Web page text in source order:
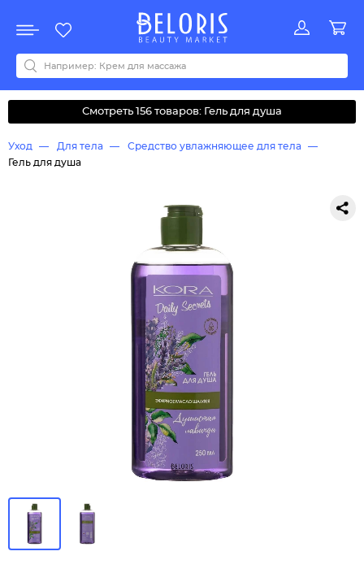
Акции
Все бренды
0-9ABCDEFGHIJKLMNOPQRSTUVWYZАБВДЗИМОКЛНПРСТУФ
Смотреть 156 товаров: Гель для душа
Уход Для тела
Средство увлажняющее для тела
Гель для душа